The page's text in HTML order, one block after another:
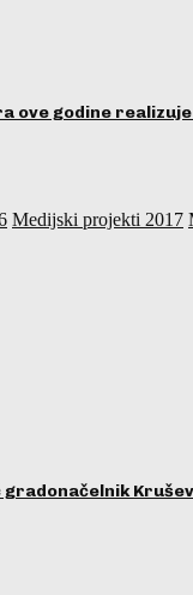
ove godine
Medijski projekti 2017
gradonačelnik